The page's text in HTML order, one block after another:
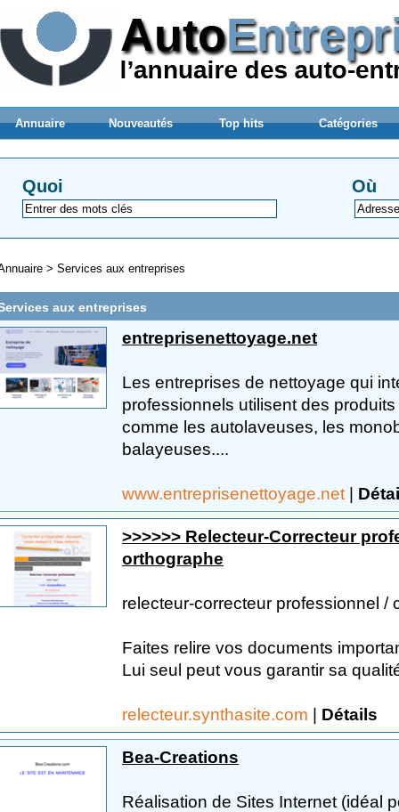
Annuaire Nouveautés Top hits Catégories
Quoi Où
> Services aux entreprises
aux entreprises
entreprisenettoyage.net
Les entreprises de nettoyage qui
professionnels utilisent des
comme les autolaveuses, les
balayeuses....
www.entreprisenettoyage.net |
>>>>>> Relecteur-Correcteur
orthographe
relecteur-correcteur professionnel /
Faites relire vos documents
Lui seul peut vous garantir sa
relecteur.synthasite.com | Détails
Bea-Creations
Réalisation de Sites Internet (idéal